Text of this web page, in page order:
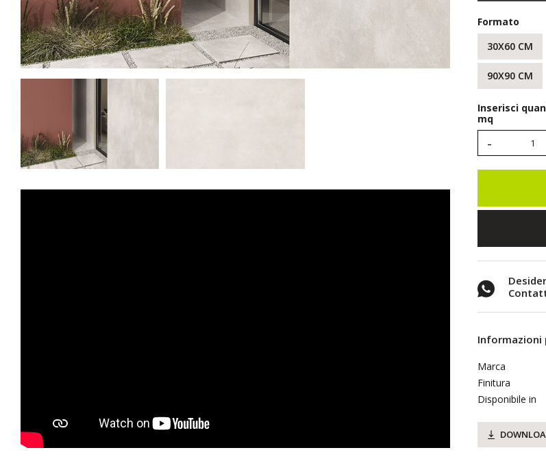
Formato
30X60 CM
90X90 CM
Inserisci
mq
-
Marca
Finitura
Disponibile in